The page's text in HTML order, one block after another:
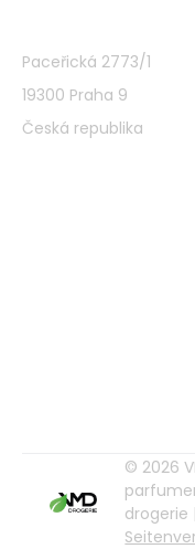
Paceřická 2773/1
19300 Praha 9
Česká republika
© 2026
drogerie |